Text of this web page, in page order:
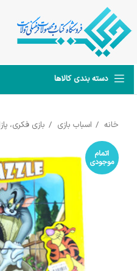
دسته بندی کالاها
خانه اسباب بازی بازی فکری،
اتمام
موجودی